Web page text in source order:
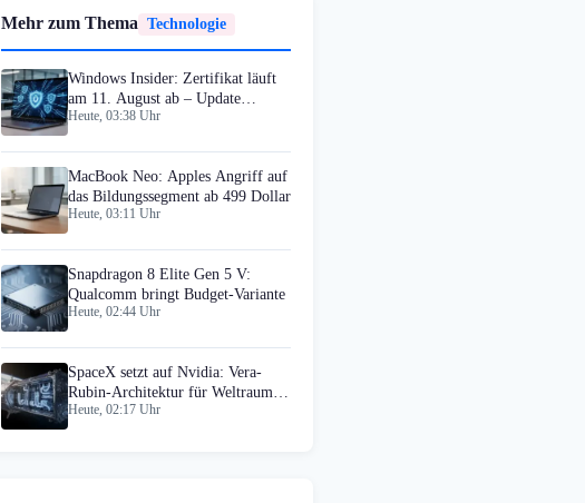
Mehr zum Thema Technologie
Windows Insider: Zertifikat läuft
am 11. August ab – Update
erforderlich
Heute, 03:38 Uhr
MacBook Neo: Apples Angriff auf
das Bildungssegment ab 499 Dollar
Heute, 03:11 Uhr
Snapdragon 8 Elite Gen 5 V:
Qualcomm bringt Budget-Variante
Heute, 02:44 Uhr
SpaceX setzt auf Nvidia: Vera-
Rubin-Architektur für Weltraum-
KI
Heute, 02:17 Uhr